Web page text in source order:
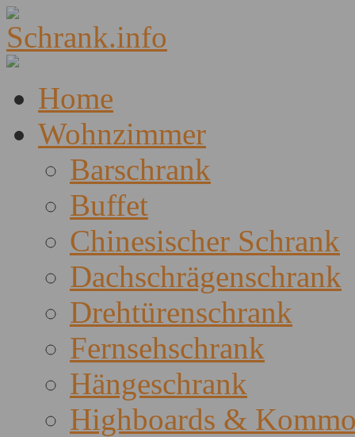
Home
Wohnzimmer
Barschrank
Buffet
Chinesischer Schrank
Dachschrägenschrank
Drehtürenschrank
Fernsehschrank
Hängeschrank
Highboards &